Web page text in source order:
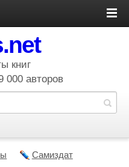
книг
000 авторов
Самиздат